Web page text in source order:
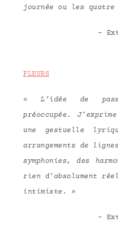
journée ou les quatre
–
FLEURS
«L’idée de
préoccupée.
une gestuelle
arrangements de
symphonies, des
rien d’absolument
intimiste.
»
–